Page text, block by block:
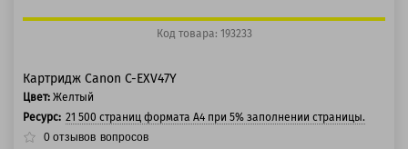
Код товара: 193233
Картридж Canon C-EXV47Y
Цвет: Желтый
Ресурс: 21 500 страниц формата А4 при 5% заполнении страницы.
0 отзывов вопросов